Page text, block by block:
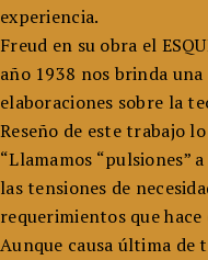
experiencia.
Freud en su obra el
año 1938 nos brinda
elaboraciones sobre la
Reseño de este trabajo
“Llamamos “pulsiones”
las tensiones de
requerimientos que
Aunque causa última de